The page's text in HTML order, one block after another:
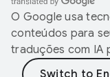
O Google usa
conteúdos para
traduções com IA